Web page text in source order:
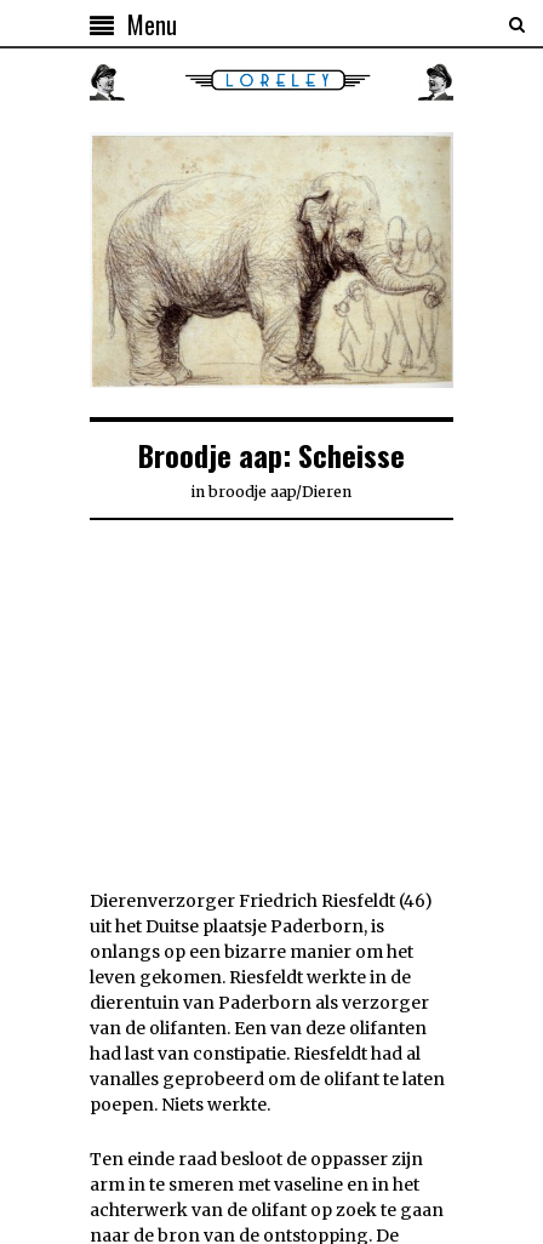
Menu
Broodje aap: Scheisse
in broodje aap/Dieren
Dierenverzorger Friedrich Riesfeldt (46)
uit het Duitse plaatsje Paderborn, is
onlangs op een bizarre manier om het
leven gekomen. Riesfeldt werkte in de
dierentuin van Paderborn als verzorger
van de olifanten. Een van deze olifanten
had last van constipatie. Riesfeldt had al
vanalles geprobeerd om de olifant te laten
poepen. Niets werkte.
Ten einde raad besloot de oppasser zijn
arm in te smeren met vaseline en in het
achterwerk van de olifant op zoek te gaan
naar de bron van de ontstopping. De